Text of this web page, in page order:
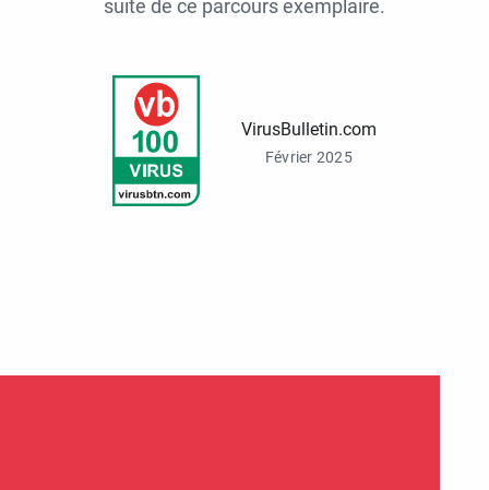
suite de ce parcours exemplaire.
VirusBulletin.com
Février 2025